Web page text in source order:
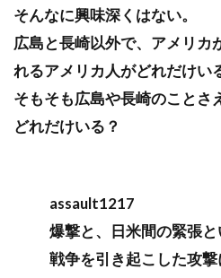
そんなに興味深くはない。
広島と長崎以外で、アメリカ
れるアメリカ人がどれだけい
そもそも広島や長崎のことさ
どれだけいる？
assault1217
爆撃と、日米間の緊張
戦争を引き起こした攻撃